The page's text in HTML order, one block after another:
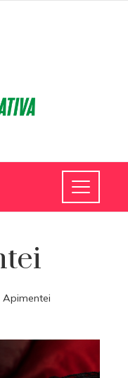
Apimentei